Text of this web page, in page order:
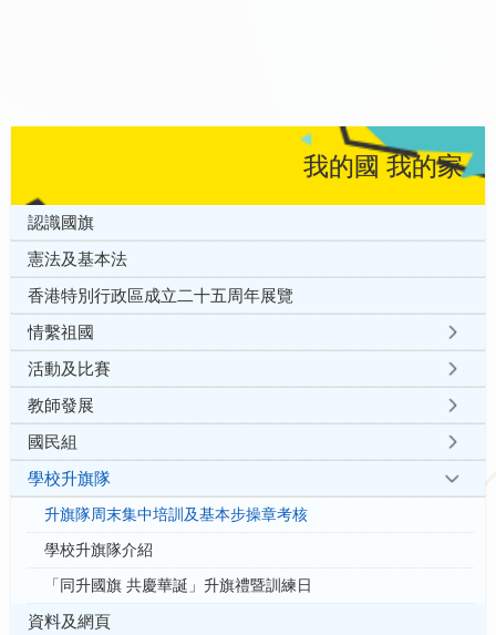
我的國 我的家
認識國旗
憲法及基本法
香港特別行政區成立二十五周年展覽
情繫祖國
活動及比賽
教師發展
國民組
學校升旗隊
升旗隊周末集中培訓及基本步操章考核
學校升旗隊介紹
「同升國旗 共慶華誕」升旗禮暨訓練日
資料及網頁